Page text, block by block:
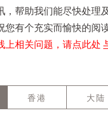
，帮助我们能尽快处理
您有个充实而愉快的阅
上相关问题，请点此处
香港 大陆